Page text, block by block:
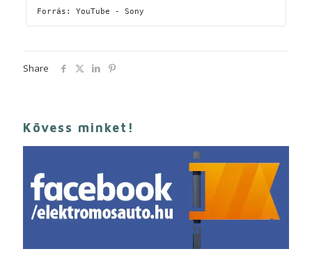
Forrás: YouTube - Sony
Share
Kövess minket!